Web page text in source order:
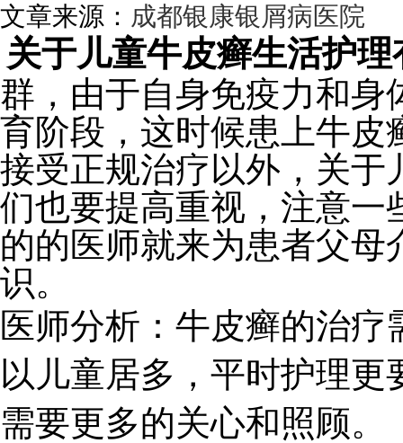
文章来源： 成都银康银屑病医院
关于儿童牛皮癣生活护
群，由于自身免疫力和身
育阶段，这时候患上牛皮
接受正规治疗以外，关于
们也要提高重视，注意一
的的医师就来为患者父
识。
医师分析：牛皮癣的治
以儿童居多，平时护理
需要更多的关心和照顾。